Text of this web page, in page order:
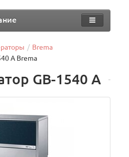
Brema
А Brema
GВ-1540 А